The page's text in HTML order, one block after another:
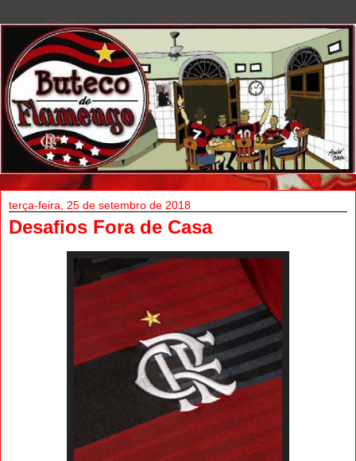
terça-feira, 25 de setembro de 2018
Desafios Fora de Casa